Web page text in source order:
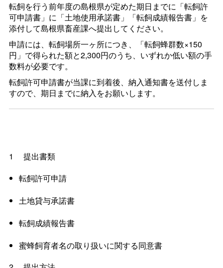
転飼を行う前年度の島根県が定めた期日までに「転飼許
可申請書」に「土地使用承諾書」「転飼成績報告書」を
添付して島根県畜産課へ提出してください。
申請には、転飼場所一ヶ所につき、「転飼蜂群数×150
円」で得られた額と2,300円のうち、いずれか低い額の手
数料が必要です。
転飼許可申請書が当課に到着後、納入通知書を送付しま
すので、期日までに納入をお願いします。
1
提出書類
転飼許可申請
土地貸与承諾書
転飼成績報告書
蜜蜂飼育者名の取り扱いに関する同意書